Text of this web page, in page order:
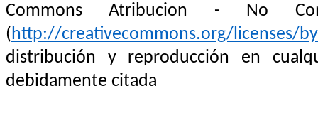
Commons Atribucion - No
(http://creativecommons.org/licenses/
distribución y reproducción en
debidamente citada